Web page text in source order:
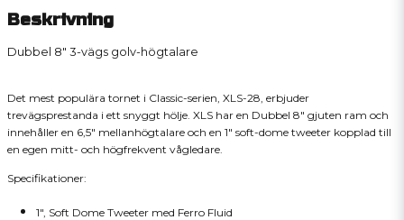
Beskrivning
Dubbel 8" 3-vägs golv-högtalare
Det mest populära tornet i Classic-serien, XLS-28, erbjuder
trevägsprestanda i ett snyggt hölje. XLS har en Dubbel 8" gjuten ram och
innehåller en 6,5" mellanhögtalare och en 1" soft-dome tweeter kopplad till
en egen mitt- och högfrekvent vågledare.
Specifikationer:
1", Soft Dome Tweeter med Ferro Fluid